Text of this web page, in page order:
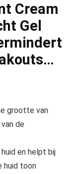
Cream
Gel
grootte van
de
en helpt bij
huid toon